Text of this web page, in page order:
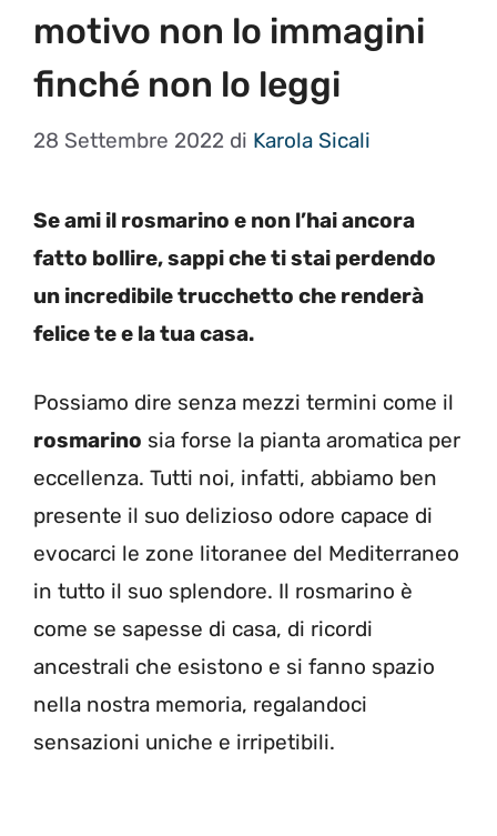
motivo non lo immagini
finché non lo leggi
28 Settembre 2022 di Karola Sicali
Se ami il rosmarino e non l’hai ancora
fatto bollire, sappi che ti stai perdendo
un incredibile trucchetto che renderà
felice te e la tua casa.
Possiamo dire senza mezzi termini come il
rosmarino sia forse la pianta aromatica per
eccellenza. Tutti noi, infatti, abbiamo ben
presente il suo delizioso odore capace di
evocarci le zone litoranee del Mediterraneo
in tutto il suo splendore. Il rosmarino è
come se sapesse di casa, di ricordi
ancestrali che esistono e si fanno spazio
nella nostra memoria, regalandoci
sensazioni uniche e irripetibili.